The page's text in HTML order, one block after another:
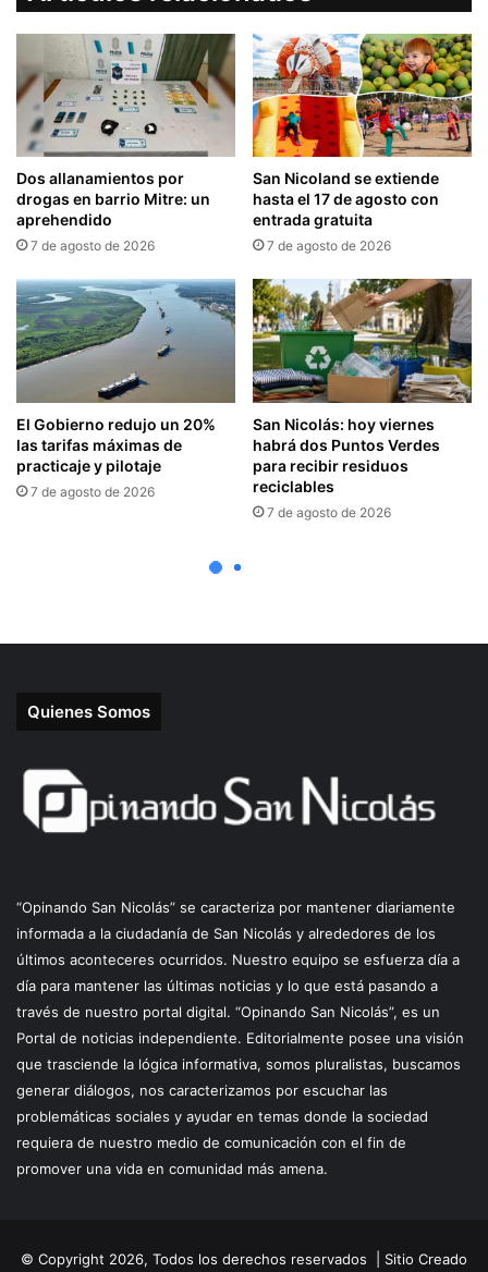
Quienes Somos
“Opinando San Nicolás” se caracteriza por mantener diariamente
informada a la ciudadanía de San Nicolás y alrededores de los
últimos aconteceres ocurridos. Nuestro equipo se esfuerza día a
día para mantener las últimas noticias y lo que está pasando a
través de nuestro portal digital. “Opinando San Nicolás”, es un
Portal de noticias independiente. Editorialmente posee una visión
que trasciende la lógica informativa, somos pluralistas, buscamos
generar diálogos, nos caracterizamos por escuchar las
problemáticas sociales y ayudar en temas donde la sociedad
requiera de nuestro medio de comunicación con el fin de
promover una vida en comunidad más amena.
© Copyright 2026, Todos los derechos reservados | Sitio Creado